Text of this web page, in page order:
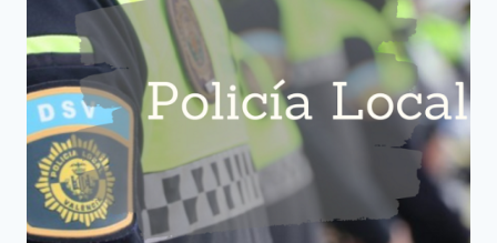
MURO
DE
ALCOY
ALGUEÑA
DÉNIA